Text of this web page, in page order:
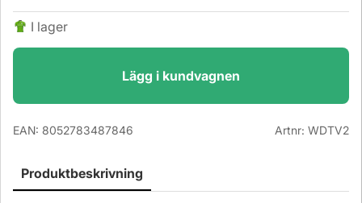
I lager
Lägg i kundvagnen
EAN: 8052783487846 Artnr: WDTV2
Produktbeskrivning